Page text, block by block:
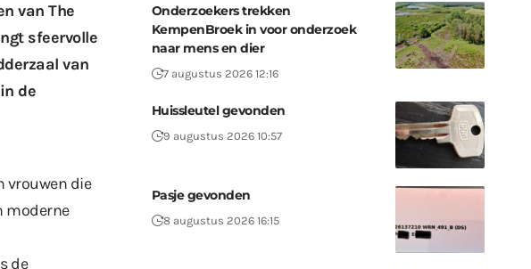
van The
sfeervolle
van
de
vrouwen die
moderne
de
Onderzoekers trekken
KempenBroek in voor onderzoek
naar mens en dier
7 augustus 2026 12:16
Huissleutel gevonden
9 augustus 2026 10:57
Pasje gevonden
8 augustus 2026 16:15